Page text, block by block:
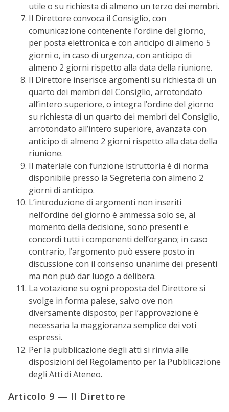
utile o su richiesta di almeno un terzo dei membri.
Il Direttore convoca il Consiglio, con
comunicazione contenente l’ordine del giorno,
per posta elettronica e con anticipo di almeno 5
giorni o, in caso di urgenza, con anticipo di
almeno 2 giorni rispetto alla data della riunione.
Il Direttore inserisce argomenti su richiesta di un
quarto dei membri del Consiglio, arrotondato
all’intero superiore, o integra l’ordine del giorno
su richiesta di un quarto dei membri del Consiglio,
arrotondato all’intero superiore, avanzata con
anticipo di almeno 2 giorni rispetto alla data della
riunione.
Il materiale con funzione istruttoria è di norma
disponibile presso la Segreteria con almeno 2
giorni di anticipo.
L’introduzione di argomenti non inseriti
nell’ordine del giorno è ammessa solo se, al
momento della decisione, sono presenti e
concordi tutti i componenti dell’organo; in caso
contrario, l’argomento può essere posto in
discussione con il consenso unanime dei presenti
ma non può dar luogo a delibera.
La votazione su ogni proposta del Direttore si
svolge in forma palese, salvo ove non
diversamente disposto; per l’approvazione è
necessaria la maggioranza semplice dei voti
espressi.
Per la pubblicazione degli atti si rinvia alle
disposizioni del Regolamento per la Pubblicazione
degli Atti di Ateneo.
Articolo 9 — Il Direttore